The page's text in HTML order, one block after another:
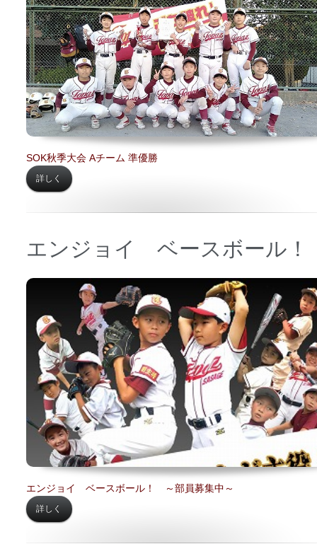
SOK秋季大会 Aチーム 準優勝
詳しく
エンジョイ ベースボール！
日時 【2020年11月09日】
場所 【日下小学校 第二グラウンド】
エンジョイ ベースボール！ ～部員募集中～
詳しく